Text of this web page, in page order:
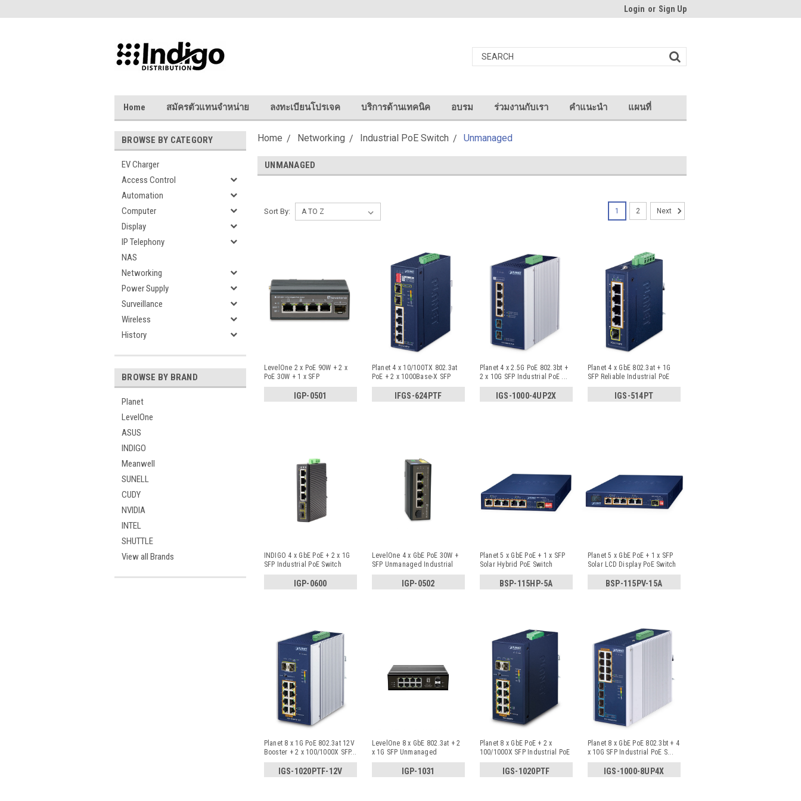
Login or Sign Up
Home สมัครตัวแทนจำหน่าย ลงทะเบียนโปรเจค บริการด้านเทคนิค อบรม ร่วมงานกับเรา คำแนะนำ แผนที่
BROWSE BY CATEGORY
EV Charger
Access Control
Automation
Computer
Display
IP Telephony
NAS
Networking
Power Supply
Surveillance
Wireless
History
BROWSE BY BRAND
Planet
LevelOne
ASUS
INDIGO
Meanwell
SUNELL
CUDY
NVIDIA
INTEL
SHUTTLE
View all Brands
Home Networking Industrial PoE Switch Unmanaged
UNMANAGED
Sort By:
LevelOne 2 x PoE 90W + 2 x
PoE 30W + 1 x SFP
Unmanaged In...
IGP-0501
Planet 4 x 10/100TX 802.3at
PoE + 2 x 1000Base-X SFP
Ring...
IFGS-624PTF
Planet 4 x 2.5G PoE 802.3bt +
2 x 10G SFP Industrial PoE ...
IGS-1000-4UP2X
Planet 4 x GbE 802.3at + 1G
SFP Reliable Industrial PoE
S...
IGS-514PT
INDIGO 4 x GbE PoE + 2 x 1G
SFP Industrial PoE Switch
IGP-0600
LevelOne 4 x GbE PoE 30W +
SFP Unmanaged Industrial
PoE S...
IGP-0502
Planet 5 x GbE PoE + 1 x SFP
Solar Hybrid PoE Switch
BSP-115HP-5A
Planet 5 x GbE PoE + 1 x SFP
Solar LCD Display PoE Switch
BSP-115PV-15A
Planet 8 x 1G PoE 802.3at 12V
Booster + 2 x 100/1000X SFP...
IGS-1020PTF-12V
LevelOne 8 x GbE 802.3at + 2
x 1G SFP Unmanaged
Industria...
IGP-1031
Planet 8 x GbE PoE + 2 x
100/1000X SFP Industrial PoE
Swi...
IGS-1020PTF
Planet 8 x GbE PoE 802.3bt + 4
x 10G SFP Industrial PoE S...
IGS-1000-8UP4X
1 2 Next